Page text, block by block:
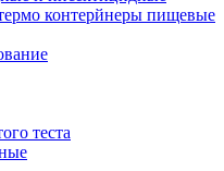
контерйнеры пищевые
теста